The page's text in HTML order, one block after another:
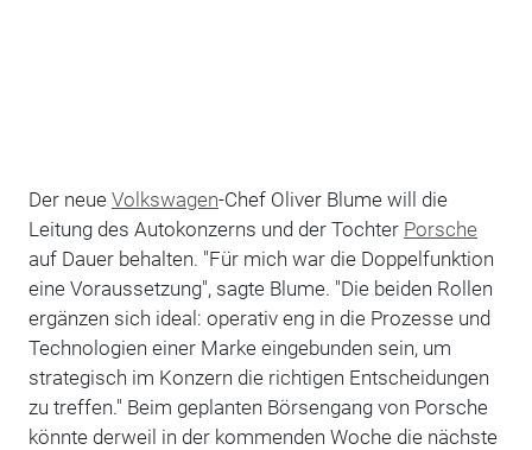
Der neue Volkswagen-Chef Oliver Blume will die
Leitung des Autokonzerns und der Tochter Porsche
auf Dauer behalten. "Für mich war die Doppelfunktion
eine Voraussetzung", sagte Blume. "Die beiden Rollen
ergänzen sich ideal: operativ eng in die Prozesse und
Technologien einer Marke eingebunden sein, um
strategisch im Konzern die richtigen Entscheidungen
zu treffen." Beim geplanten Börsengang von Porsche
könnte derweil in der kommenden Woche die nächste